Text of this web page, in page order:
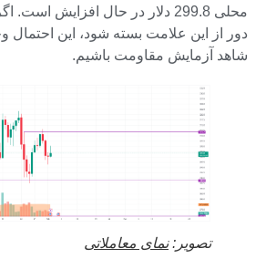
محلی 299.8 دلار در حال افزایش
دور از این علامت بسته شود، این احتمال
شاهد آزمایش مقاومت باشیم.
تصویر:نمای معاملاتی